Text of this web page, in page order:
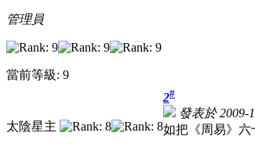
管理員
當前等級: 9
太陰星主
2#
發表於 2009-
如把《周易》六